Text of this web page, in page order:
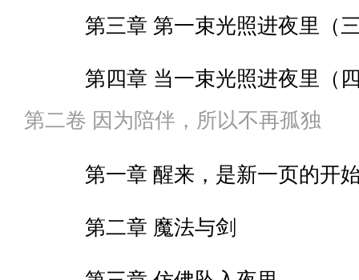
第三章 第一束光照进夜里（
第四章 当一束光照进夜里（
第五章 第一束光照进夜里（
第六章 当一束光照进夜里（
第七章 名字，是爱的回音（
第二卷 因为陪伴，所以不再孤独
第一章 醒来，是新一页的开
第二章 魔法与剑